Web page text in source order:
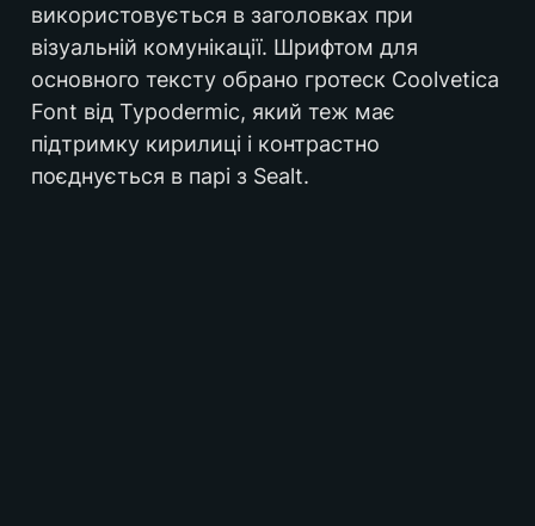
використовується в заголовках при
візуальній комунікації. Шрифтом для
основного тексту обрано гротеск Coolvetica
Font від Typodermic, який теж має
підтримку кирилиці і контрастно
поєднується в парі з Sealt.